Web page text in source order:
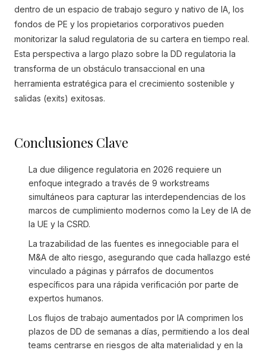
dentro de un espacio de trabajo seguro y nativo de IA, los
fondos de PE y los propietarios corporativos pueden
monitorizar la salud regulatoria de su cartera en tiempo real.
Esta perspectiva a largo plazo sobre la DD regulatoria la
transforma de un obstáculo transaccional en una
herramienta estratégica para el crecimiento sostenible y
salidas (exits) exitosas.
Conclusiones Clave
La due diligence regulatoria en 2026 requiere un
enfoque integrado a través de 9 workstreams
simultáneos para capturar las interdependencias de los
marcos de cumplimiento modernos como la Ley de IA de
la UE y la CSRD.
La trazabilidad de las fuentes es innegociable para el
M&A de alto riesgo, asegurando que cada hallazgo esté
vinculado a páginas y párrafos de documentos
específicos para una rápida verificación por parte de
expertos humanos.
Los flujos de trabajo aumentados por IA comprimen los
plazos de DD de semanas a días, permitiendo a los deal
teams centrarse en riesgos de alta materialidad y en la